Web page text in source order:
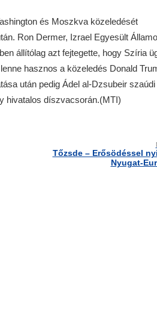
és Moszkva közeledését
Ron Dermer, Izrael Egyesült
állítólag azt fejtegette, hogy Szíria
hasznos a közeledés Donald
után pedig Ádel al-Dzsubeir szaúdi
hivatalos díszvacsorán.(MTI)
Tőzsde – Erősödéssel
Nyugat-